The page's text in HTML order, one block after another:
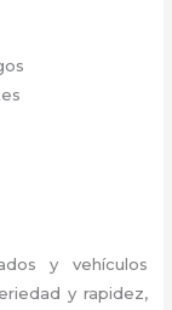
y vehículos
y rapidez,